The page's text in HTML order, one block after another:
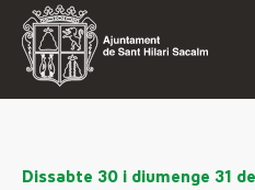
Dissabte 30 i diumenge 31